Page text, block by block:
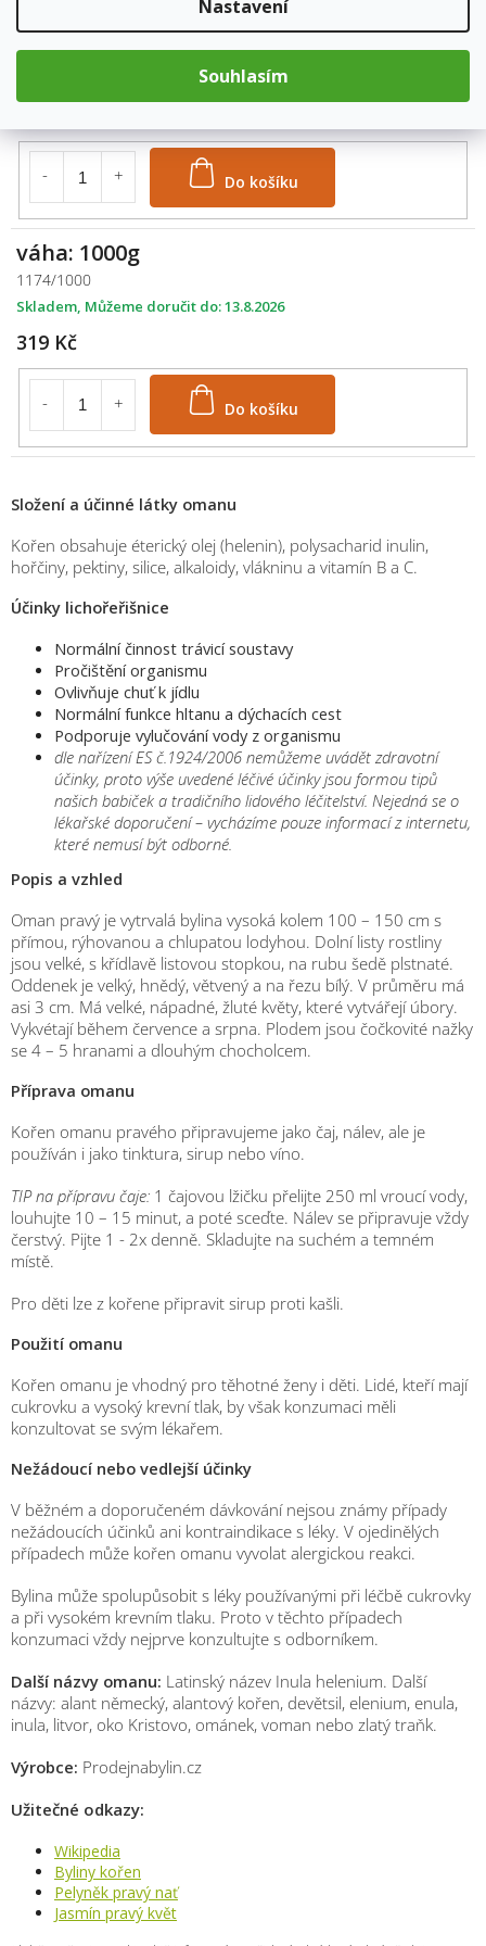
Nastavení
Souhlasím
váha: 500g
1174/500
13.8.2026
váha: 1000g
1174/1000
319 Kč
Do košíku
Skladem 13.8.2026
Složení a účinné látky omanu
Kořen obsahuje éterický olej (helenin), polysacharid inulin,
hořčiny, pektiny, silice, alkaloidy, vlákninu a vitamín B a C.
Účinky lichořeřišnice
Normální činnost trávicí soustavy
Pročištění organismu
Ovlivňuje chuť k jídlu
Normální funkce hltanu a dýchacích cest
Podporuje vylučování vody z organismu
dle nařízení ES č.1924/2006 nemůžeme uvádět zdravotní
účinky, proto výše uvedené léčivé účinky jsou formou tipů
našich babiček a tradičního lidového léčitelství. Nejedná se o
lékařské doporučení – vycházíme pouze informací z internetu,
které nemusí být odborné.
Popis a vzhled
Oman pravý je vytrvalá bylina vysoká kolem 100 – 150 cm s
přímou, rýhovanou a chlupatou lodyhou. Dolní listy rostliny
jsou velké, s křídlavě listovou stopkou, na rubu šedě plstnaté.
Oddenek je velký, hnědý, větvený a na řezu bílý. V průměru má
asi 3 cm. Má velké, nápadné, žluté květy, které vytvářejí úbory.
Vykvétají během července a srpna. Plodem jsou čočkovité nažky
se 4 – 5 hranami a dlouhým chocholcem.
Příprava omanu
Kořen omanu pravého připravujeme jako čaj, nálev, ale je
používán i jako tinktura, sirup nebo víno.
TIP na přípravu čaje: 1 čajovou lžičku přelijte 250 ml vroucí vody,
louhujte 10 – 15 minut, a poté sceďte. Nálev se připravuje vždy
čerstvý. Pijte 1 - 2x denně. Skladujte na suchém a temném
místě.
Pro děti lze z kořene připravit sirup proti kašli.
Použití omanu
Kořen omanu je vhodný pro těhotné ženy i děti. Lidé, kteří mají
cukrovku a vysoký krevní tlak, by však konzumaci měli
konzultovat se svým lékařem.
Nežádoucí nebo vedlejší účinky
V běžném a doporučeném dávkování nejsou známy případy
nežádoucích účinků ani kontraindikace s léky. V ojedinělých
případech může kořen omanu vyvolat alergickou reakci.
Bylina může spolupůsobit s léky používanými při léčbě cukrovky
a při vysokém krevním tlaku. Proto v těchto případech
konzumaci vždy nejprve konzultujte s odborníkem.
Další názvy omanu: Latinský název Inula helenium. Další
názvy: alant německý, alantový kořen, devětsil, elenium, enula,
inula, litvor, oko Kristovo, ománek, voman nebo zlatý traňk.
Výrobce: Prodejnabylin.cz
Užitečné odkazy:
Wikipedia
Byliny kořen
Pelyněk pravý nať
Jasmín pravý květ